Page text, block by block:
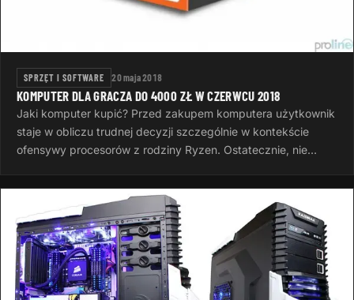
SPRZĘT I SOFTWARE 20 maja 2018
KOMPUTER DLA GRACZA DO 4000 ZŁ W CZERWCU 2018
Jaki komputer kupić? Przed zakupem komputera użytkownik
staje w obliczu trudnej decyzji szczególnie w kontekście
ofensywy procesorów z rodziny Ryzen. Ostatecznie, nie